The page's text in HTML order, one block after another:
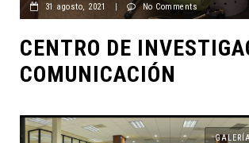
31 agosto, 2021 | No Comments
CENTRO DE
COMUNICACIÓN